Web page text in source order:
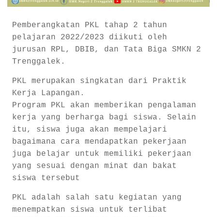
Pemberangkatan PKL tahap 2 tahun
pelajaran 2022/2023 diikuti oleh
jurusan RPL, DBIB, dan Tata Biga SMKN 2
Trenggalek.
PKL merupakan singkatan dari Praktik
Kerja Lapangan.
Program PKL akan memberikan pengalaman
kerja yang berharga bagi siswa. Selain
itu, siswa juga akan mempelajari
bagaimana cara mendapatkan pekerjaan
juga belajar untuk memiliki pekerjaan
yang sesuai dengan minat dan bakat
siswa tersebut
PKL adalah salah satu kegiatan yang
menempatkan siswa untuk terlibat